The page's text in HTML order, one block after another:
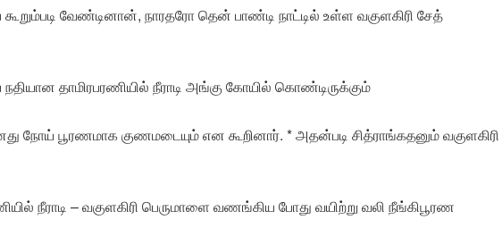
வேண்டினான், நாரதரோ தென் பாண்டி நாட்டில் உள்ள வகுளகிரி சேத்
தாமிரபரணியில் நீராடி அங்கு கோயில் கொண்டிருக்கும்
நோய் பூரணமாக குணமடையும் என கூறினார். * அதன்படி சித்ராங்கதனும் வகுளகிரி
நீராடி – வகுளகிரி பெருமாளை வணங்கிய போது வயிற்று வலி நீங்கிபூரண